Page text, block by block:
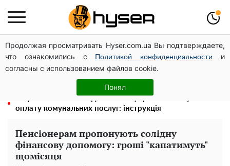
Продолжая просматривать Hyser.com.ua Вы подтверждаете,
что ознакомились с
Политикой конфиденциальности
и
согласны с использованием файлов cookie.
Понял
Олена Тополя злив відео – це далеко не все: фронтмен
"Антитіла" Тарас Тополя став наступним
Повністю гола Анна Трінчер блиснула "принадами":
таких розмірів ви ще не бачили
оплату комунальних послуг: інструкція
Пенсіонерам пропонують солідну
фінансову допомогу: гроші "капатимуть"
щомісяця